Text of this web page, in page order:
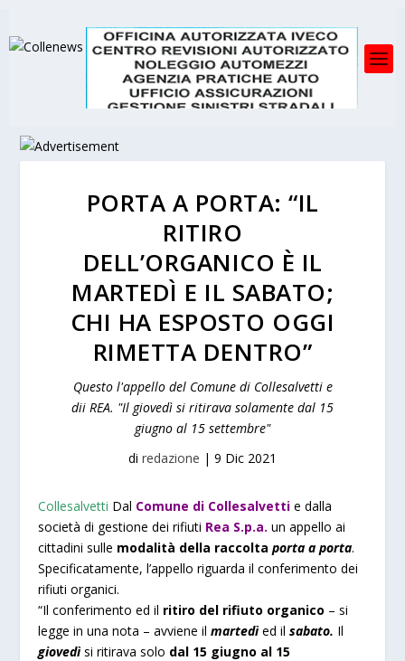
PORTA A PORTA: “IL
RITIRO
DELL’ORGANICO È IL
MARTEDÌ E IL SABATO;
CHI HA ESPOSTO OGGI
RIMETTA DENTRO”
Questo l'appello del Comune di Collesalvetti e
dii REA. "Il giovedì si ritirava solamente dal 15
giugno al 15 settembre"
di redazione | 9 Dic 2021
Collesalvetti Dal Comune di Collesalvetti e dalla
società di gestione dei rifiuti Rea S.p.a. un appello ai
cittadini sulle modalità della raccoltaporta a porta.
Specificatamente, l’appello riguarda il conferimento dei
rifiuti organici.
“Il conferimento ed il ritiro del rifiuto organico – si
legge in una nota – avviene ilmartedì ed ilsabato. Il
giovedì si ritirava solo dal 15 giugno al 15